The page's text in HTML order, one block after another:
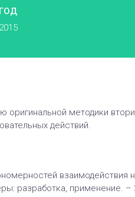
ГОД
2015
методики
действий.
разработка, применение.